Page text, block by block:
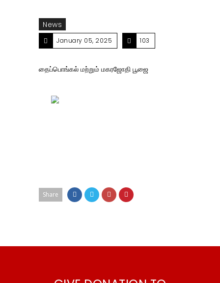
News
January 05, 2025 103
தைப்பொங்கல் மற்றும் மகரஜோதி பூஜை
Share